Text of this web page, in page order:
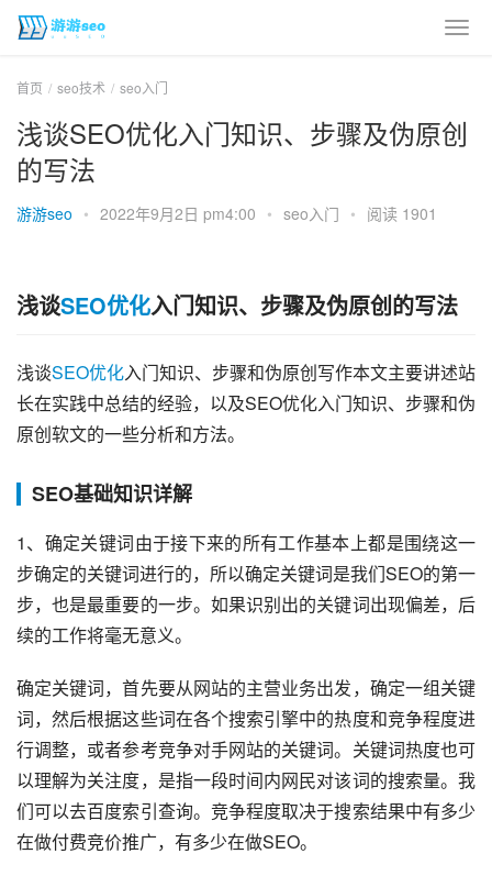
首页 seo技术 seo入门
浅谈SEO优化入门知识、步骤及伪原创
的写法
游游seo • 2022年9月2日 pm4:00 • seo入门 • 阅读 1901
浅谈SEO优化入门知识、步骤及伪原创的写法
浅谈SEO优化入门知识、步骤和伪原创写作本文主要讲述站
长在实践中总结的经验，以及SEO优化入门知识、步骤和伪
原创软文的一些分析和方法。
SEO基础知识详解
1、确定关键词由于接下来的所有工作基本上都是围绕这一
步确定的关键词进行的，所以确定关键词是我们SEO的第一
步，也是最重要的一步。如果识别出的关键词出现偏差，后
续的工作将毫无意义。
确定关键词，首先要从网站的主营业务出发，确定一组关键
词，然后根据这些词在各个搜索引擎中的热度和竞争程度进
行调整，或者参考竞争对手网站的关键词。关键词热度也可
以理解为关注度，是指一段时间内网民对该词的搜索量。我
们可以去百度索引查询。竞争程度取决于搜索结果中有多少
在做付费竞价推广，有多少在做SEO。